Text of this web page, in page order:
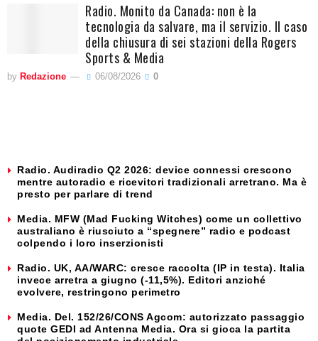
Radio. Monito da Canada: non è la
tecnologia da salvare, ma il servizio. Il caso
della chiusura di sei stazioni della Rogers
Sports & Media
by Redazione 06/08/2026 0
Radio. Audiradio Q2 2026: device connessi crescono
mentre autoradio e ricevitori tradizionali arretrano. Ma è
presto per parlare di trend
Media. MFW (Mad Fucking Witches) come un collettivo
australiano è riusciuto a “spegnere” radio e podcast
colpendo i loro inserzionisti
Radio. UK, AA/WARC: cresce raccolta (IP in testa). Italia
invece arretra a giugno (-11,5%). Editori anziché
evolvere, restringono perimetro
Media. Del. 152/26/CONS Agcom: autorizzato passaggio
quote GEDI ad Antenna Media. Ora si gioca la partita